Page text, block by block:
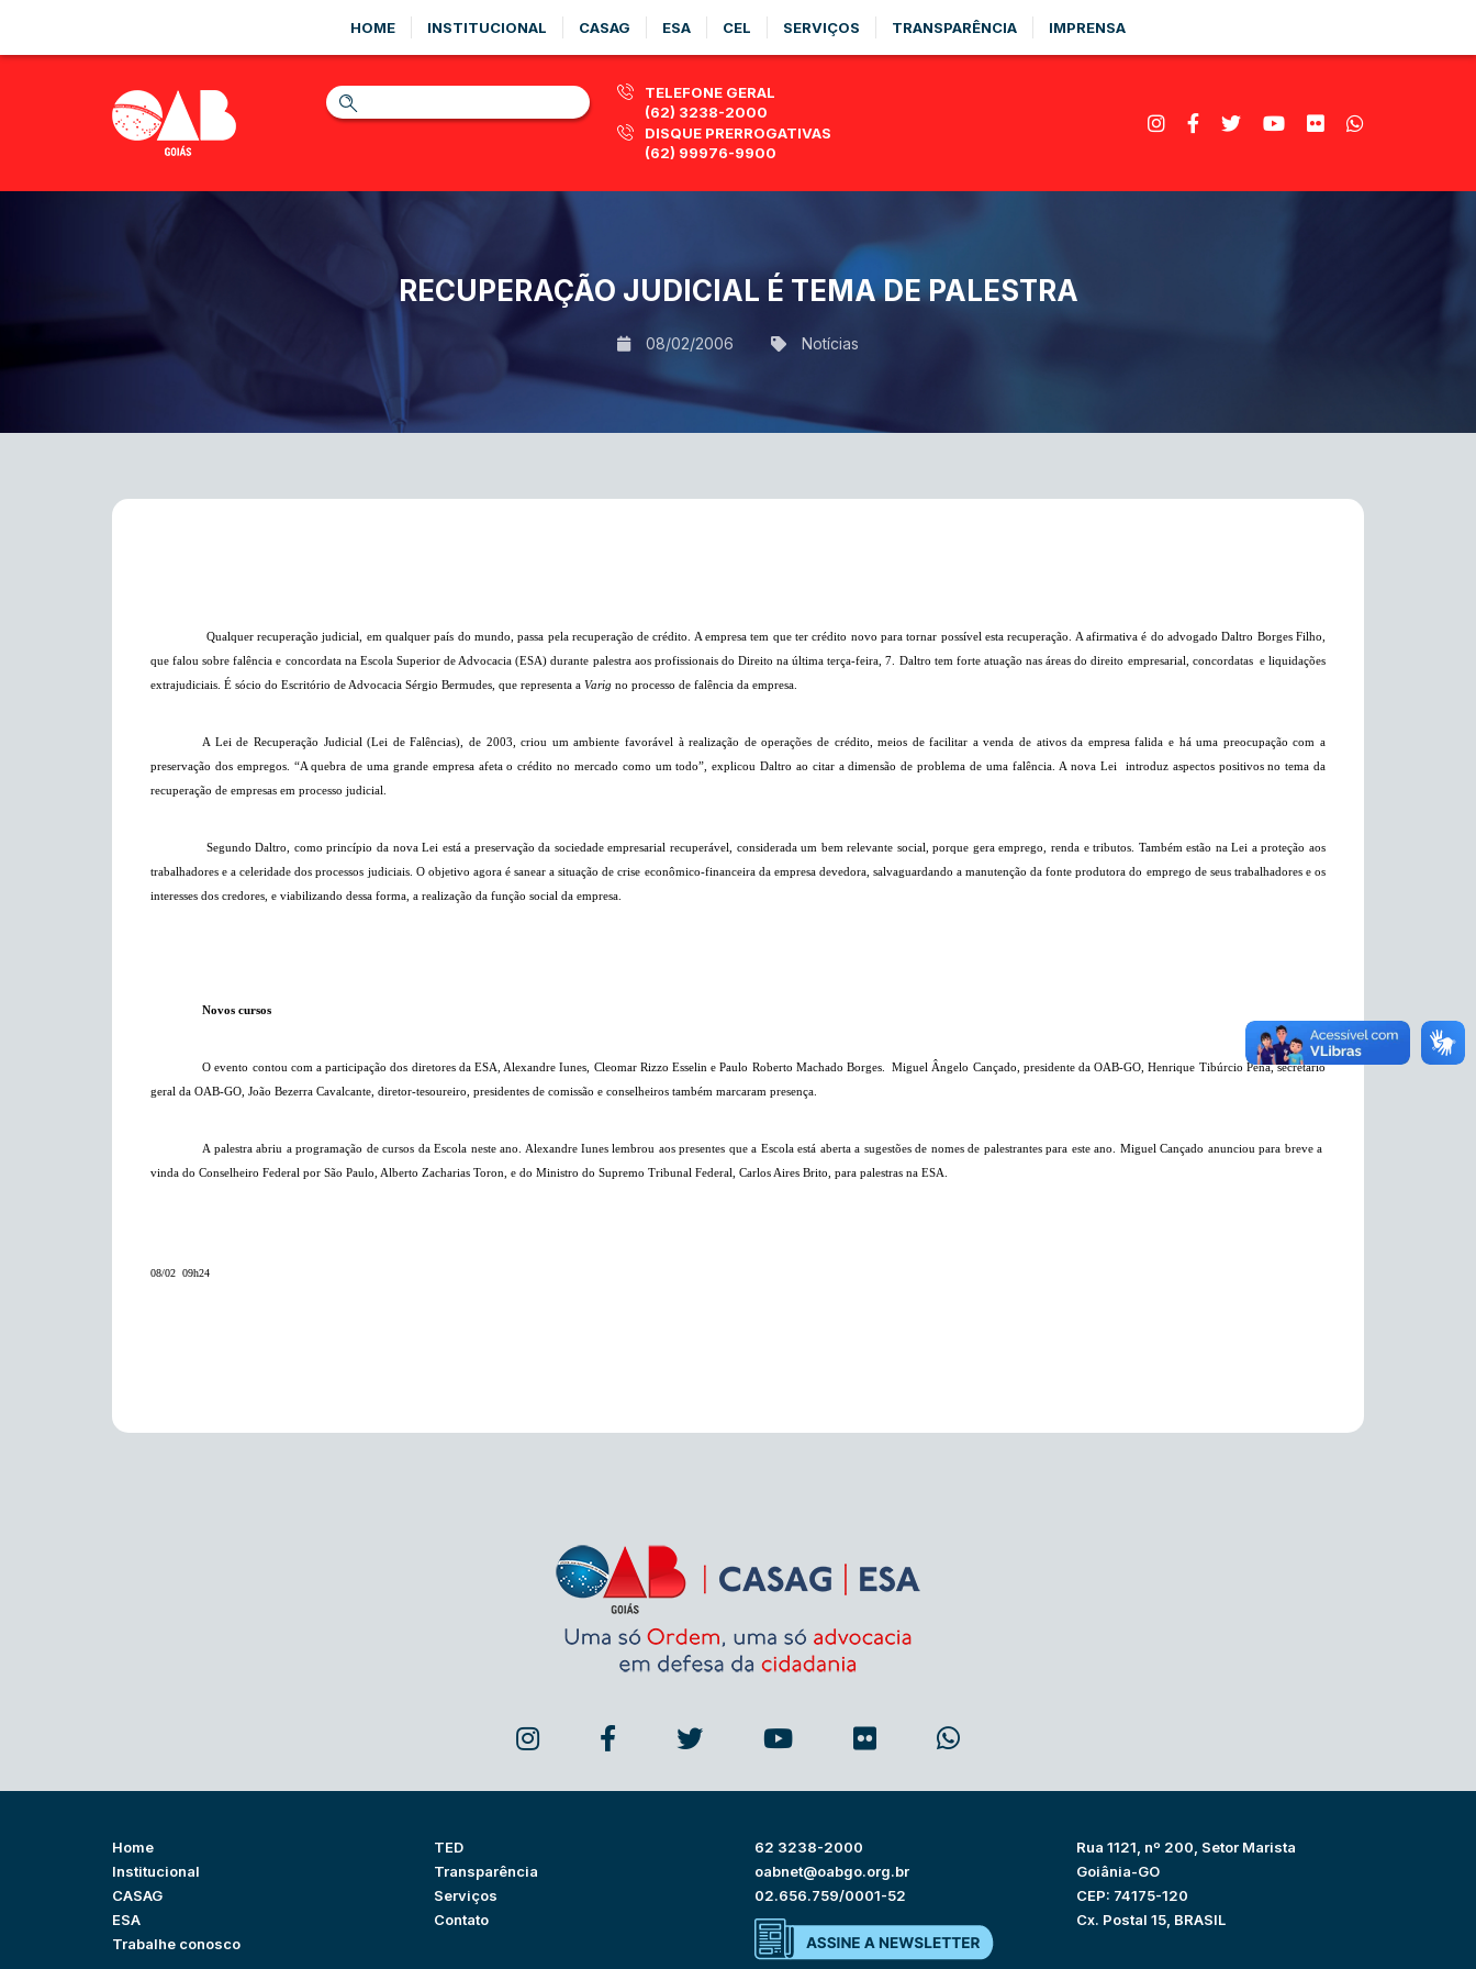
HOME INSTITUCIONAL CASAG ESA CEL SERVIÇOS TRANSPARÊNCIA IMPRENSA
TELEFONE GERAL
(62) 3238-2000
DISQUE PRERROGATIVAS
(62) 99976-9900
RECUPERAÇÃO JUDICIAL É TEMA DE PALESTRA
08/02/2006 Notícias
Qualquer recuperação judicial, em qualquer país do mundo, passa pela recuperação de crédito. A empresa tem que ter crédito novo para tornar possível esta recuperação. A afirmativa é do advogado Daltro Borges Filho,
que falou sobre falência e concordata na Escola Superior de Advocacia (ESA) durante palestra aos profissionais do Direito na última terça-feira, 7. Daltro tem forte atuação nas áreas do direito empresarial, concordatas e liquidações
extrajudiciais. É sócio do Escritório de Advocacia Sérgio Bermudes, que representa a Varig no processo de falência da empresa.
A Lei de Recuperação Judicial (Lei de Falências), de 2003, criou um ambiente favorável à realização de operações de crédito, meios de facilitar a venda de ativos da empresa falida e há uma preocupação com a
preservação dos empregos. “A quebra de uma grande empresa afeta o crédito no mercado como um todo”, explicou Daltro ao citar a dimensão de problema de uma falência. A nova Lei
introduz aspectos positivos no tema da
recuperação de empresas em processo judicial.
Segundo Daltro, como princípio da nova Lei está a preservação da sociedade empresarial recuperável, considerada um bem relevante social, porque gera emprego, renda e tributos. Também estão na Lei a proteção aos
trabalhadores e a celeridade dos processos judiciais. O objetivo agora é sanear a situação de crise econômico-financeira da empresa devedora, salvaguardando a manutenção da fonte produtora do emprego de seus trabalhadores e os
interesses dos credores, e viabilizando dessa forma, a realização da função social da empresa.
Novos cursos
O evento contou com a participação dos diretores da ESA, Alexandre Iunes, Cleomar Rizzo Esselin e Paulo Roberto Machado Borges.
Miguel Ângelo Cançado, presidente da OAB-GO, Henrique Tibúrcio Peña, secretário
geral da OAB-GO, João Bezerra Cavalcante, diretor-tesoureiro, presidentes de comissão e conselheiros também marcaram presença.
A palestra abriu a programação de cursos da Escola neste ano. Alexandre Iunes lembrou aos presentes que a Escola está aberta a sugestões de nomes de palestrantes para este ano. Miguel Cançado anunciou para breve a
vinda do Conselheiro Federal por São Paulo, Alberto Zacharias Toron, e do Ministro do Supremo Tribunal Federal, Carlos Aires Brito, para palestras na ESA.
08/02  09h24
Home
Institucional
CASAG
ESA
Trabalhe conosco
TED
Transparência
Serviços
Contato
62 3238-2000
oabnet@oabgo.org.br
02.656.759/0001-52
Rua 1121, nº 200, Setor Marista
Goiânia-GO
CEP: 74175-120
Cx. Postal 15, BRASIL